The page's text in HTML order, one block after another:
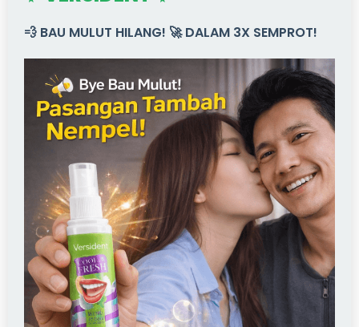
💨 BAU MULUT HILANG! 🚀 DALAM 3X SEMPROT!